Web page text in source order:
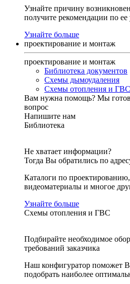
Узнайте причину
получите рекомендации по
Узнайте больше
проектирование и монтаж
проектирование и монтаж
Библиотека документов
Схемы дымоудаления
Схемы отопления и ГВС
Вам нужна помощь? Мы
вопрос
Напишите нам
Библиотека
Не хватает информации?
Тогда Вы обратились по
Каталоги по
видеоматериалы и многое
Узнайте больше
Схемы отопления и ГВС
Подбирайте необходимое
требований заказчика
Наш конфигуратор поможет
подобрать наиболее